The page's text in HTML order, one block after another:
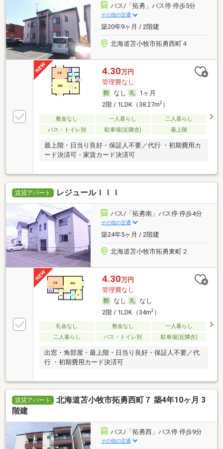
バス/「拓勇」バス停 停歩5分
その他の交通
築20年9ヶ月 / 2階建
北海道苫小牧市拓勇西町４
4.30万円
管理費なし
なし
1ヶ月
2階 / 1LDK（38.27m2）
敷金なし 一人暮らし
二人暮らし
バス・トイレ別
駐車場(近隣含) 最上階
最上階・日当り良好・保証人不要／代行 ・初期費用カ
ード決済可・家賃カード決済可
賃貸アパート レジュールＩＩＩ
バス/「拓勇南」バス停 停歩4分
その他の交通
築24年5ヶ月 / 2階建
北海道苫小牧市拓勇東町２
4.30万円
管理費なし
なし
なし
2階 / 1LDK（34m2）
礼金なし 敷金なし
一人暮らし
二人暮らし
バス・トイレ別 駐車場(近隣含)
出窓・角部屋・最上階・日当り良好・保証人不要／代
行 ・初期費用カード決済可
賃貸アパート
北海道苫小牧市拓勇西町７ 築4年10ヶ月 3
階建
バス/「拓勇西」バス停 停歩9分
その他の交通